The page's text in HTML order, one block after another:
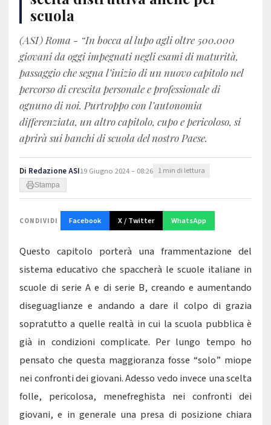
scuola
(ASI) Roma - “In bocca al lupo agli oltre 500.000
giovani da oggi impegnati negli esami di maturità,
passaggio che segna l’inizio di un nuovo capitolo nel
percorso di crescita personale e professionale di
ognuno di noi. Purtroppo con l’autonomia
differenziata, un altro capitolo, cupo e pericoloso, si
aprirà sui banchi di scuola del nostro Paese.
Di Redazione ASI19 Giugno 2024 – 08:26 1 min di lettura
Stampa
CONDIVIDI Facebook X / Twitter WhatsApp
Questo capitolo porterà una frammentazione del
sistema educativo che spaccherà le scuole italiane in
scuole di serie A e di serie B, creando e aumentando
diseguaglianze e andando a dare il colpo di grazia
sopratutto a quelle realtà in cui la scuola pubblica è
già in condizioni complicate. Per lungo tempo ho
pensato che questa maggioranza fosse “solo” miope
nei confronti dei giovani. Adesso vedo invece una scelta
folle, pericolosa, menefreghista nei confronti dei
giovani, e in generale una presa di posizione chiara